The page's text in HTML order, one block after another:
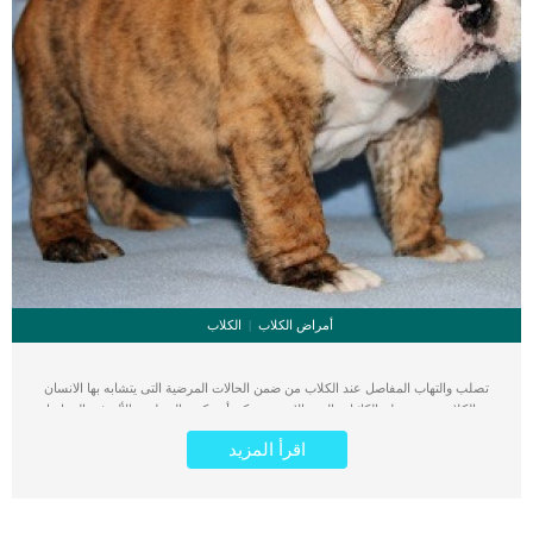
أمراض الكلاب الكلاب
تصلب والتهاب المفاصل عند الكلاب من ضمن الحالات المرضية التى يتشابه بها الانسان
مع الكلاب ومع معظم الكائنات الحية الاخرى. يمكن أن يكون التصلب والألم في المفاصل
علامة على اضطرابات متنوعة مثل التهاب المفاصل والتهاب الدماغ الجرثومي والإصابة
الطفيلية.كما انه يرتبط بمجموعة من الاعراض سنتعرف عليها فى هذا المقال.كما سنقدم
لك الاسباب وخطوات الطبيب البيطرى لعمل التشخيص وافضل الطرق العلاجية.ان
اقرأ المزيد